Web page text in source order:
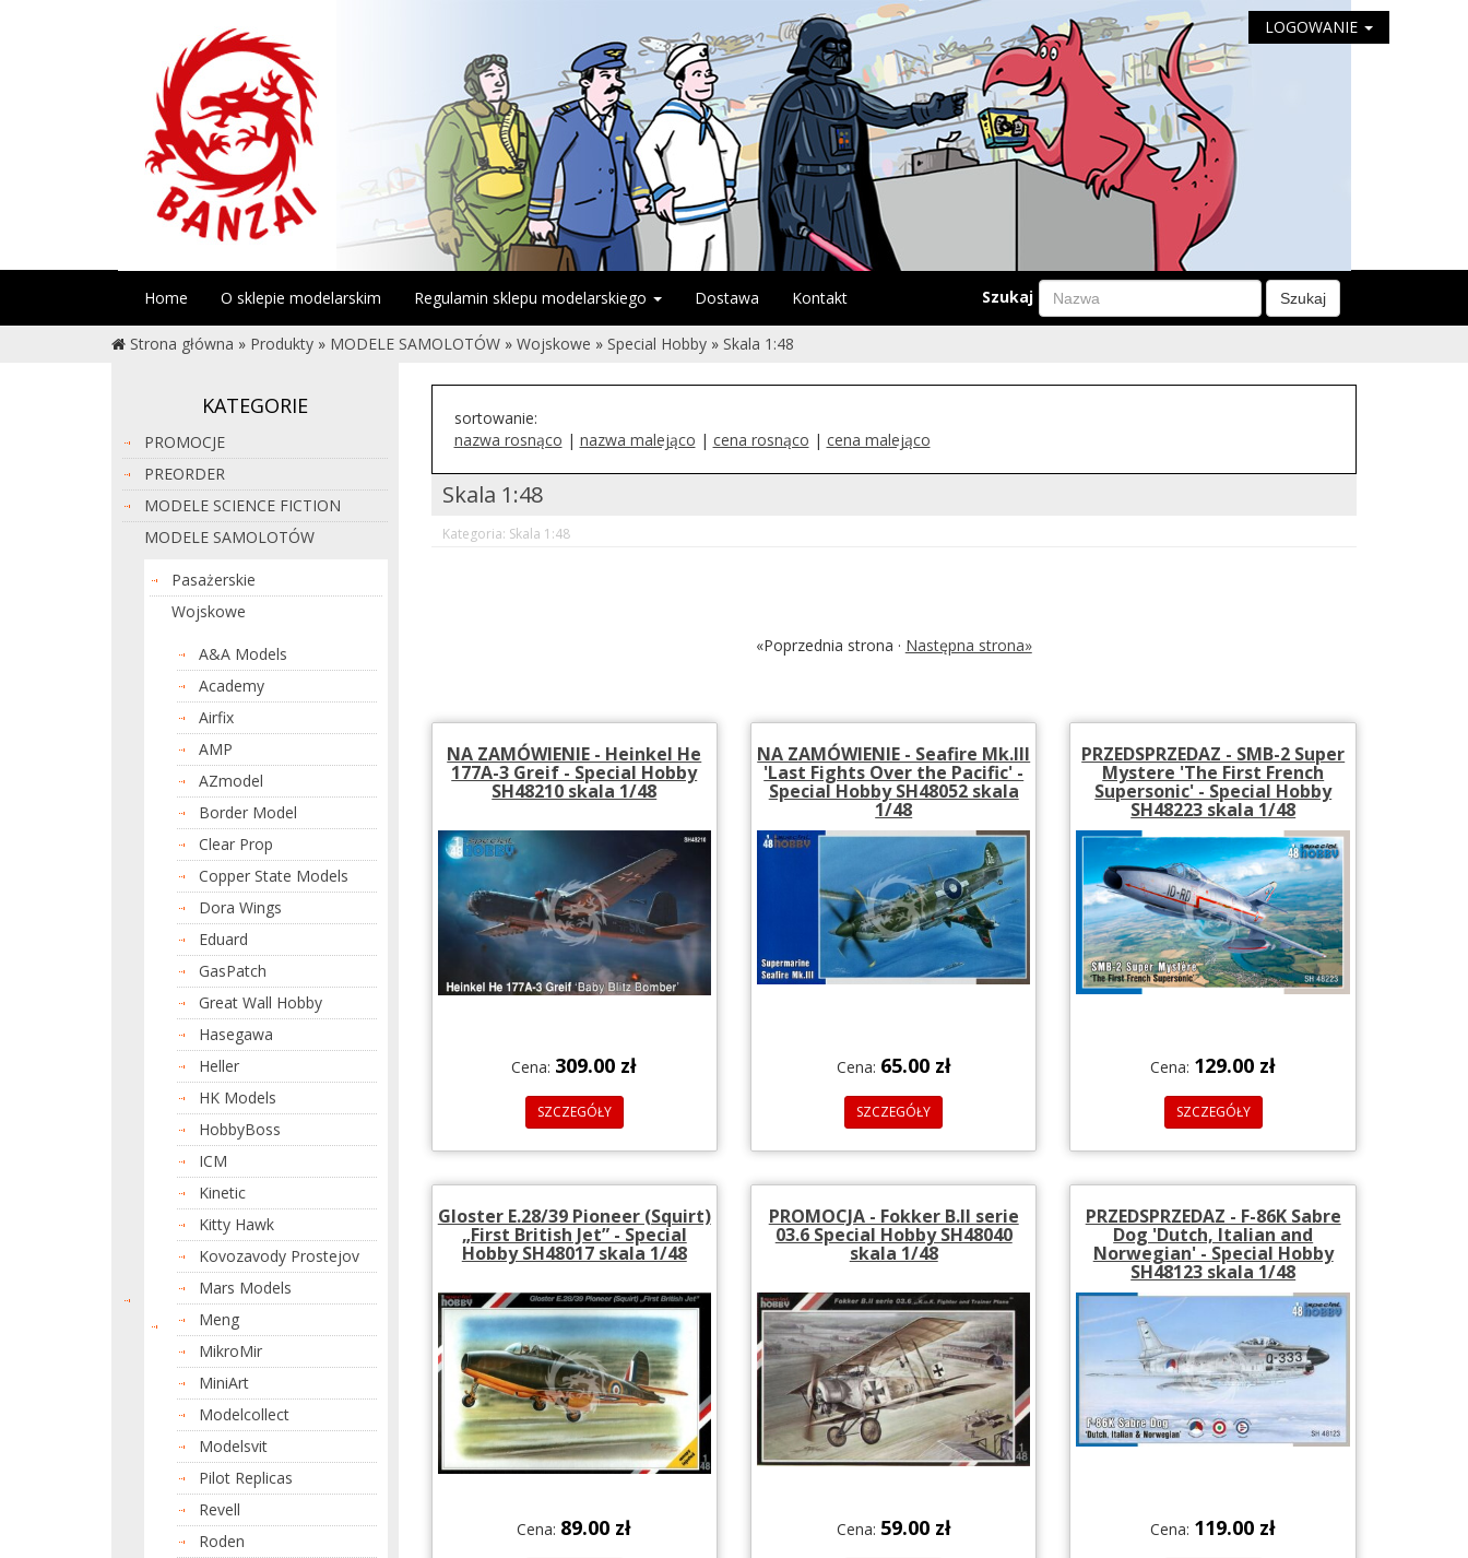
LOGOWANIE
Home O sklepie modelarskim Regulamin sklepu modelarskiego Dostawa Kontakt Szukaj Szukaj
Strona główna » Produkty » MODELE SAMOLOTÓW » Wojskowe » Special Hobby » Skala 1:48
KATEGORIE
PROMOCJE
PREORDER
MODELE SCIENCE FICTION
MODELE SAMOLOTÓW
Pasażerskie
Wojskowe
A&A Models
Academy
Airfix
AMP
AZmodel
Border Model
Clear Prop
Copper State Models
Dora Wings
Eduard
GasPatch
Great Wall Hobby
Hasegawa
Heller
HK Models
HobbyBoss
ICM
Kinetic
Kitty Hawk
Kovozavody Prostejov
Mars Models
Meng
MikroMir
MiniArt
Modelcollect
Modelsvit
Pilot Replicas
Revell
Roden
sortowanie:
nazwa rosnąco | nazwa malejąco | cena rosnąco | cena malejąco
Skala 1:48
Kategoria: Skala 1:48
«Poprzednia strona · Następna strona»
NA ZAMÓWIENIE - Heinkel He
177A-3 Greif - Special Hobby
SH48210 skala 1/48
Cena: 309.00 zł
SZCZEGÓŁY
NA ZAMÓWIENIE - Seafire Mk.III
'Last Fights Over the Pacific' -
Special Hobby SH48052 skala
1/48
Cena: 65.00 zł
SZCZEGÓŁY
PRZEDSPRZEDAZ - SMB-2 Super
Mystere 'The First French
Supersonic' - Special Hobby
SH48223 skala 1/48
Cena: 129.00 zł
SZCZEGÓŁY
Gloster E.28/39 Pioneer (Squirt)
„First British Jet” - Special
Hobby SH48017 skala 1/48
Cena: 89.00 zł
PROMOCJA - Fokker B.II serie
03.6 Special Hobby SH48040
skala 1/48
Cena: 59.00 zł
PRZEDSPRZEDAZ - F-86K Sabre
Dog 'Dutch, Italian and
Norwegian' - Special Hobby
SH48123 skala 1/48
Cena: 119.00 zł